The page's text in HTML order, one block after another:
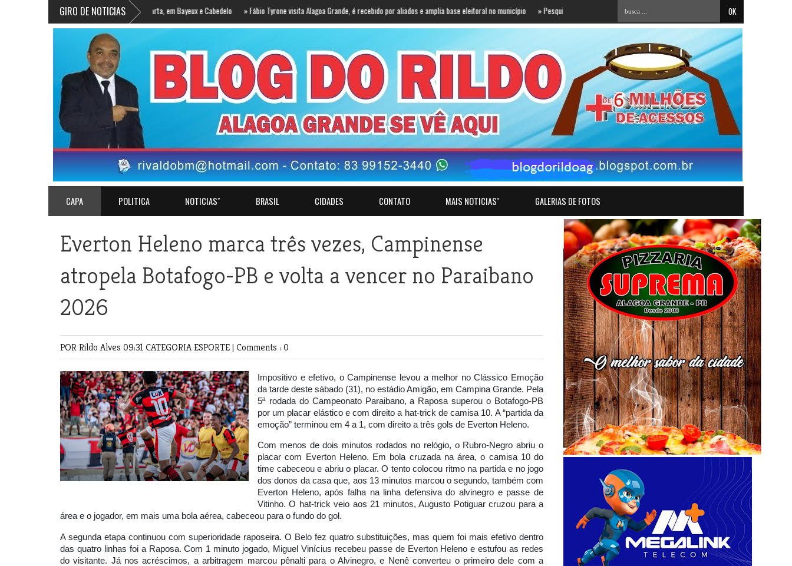
GIRO DE NOTICIAS
a tiros na madrugada desta quarta, em Bayeux e Cabedelo »Fábio Tyrone visita Alagoa Grande, é recebido por aliados e amplia base eleitoral no município »Pesquisa SETA/Polêmica Paraíba: Tibério Limeira se consolida entre os favoritos para a ALPB
CAPA POLITICA NOTICIASˇ BRASIL CIDADES CONTATO MAIS NOTICIASˇ GALERIAS DE FOTOS
Everton Heleno marca três vezes, Campinense
atropela Botafogo-PB e volta a vencer no Paraibano
2026
POR Rildo Alves 09:31 CATEGORIAESPORTE| Comments : 0
Impositivo e efetivo, o Campinense levou a melhor no Clássico Emoção
da tarde deste sábado (31), no estádio Amigão, em Campina Grande. Pela
5ª rodada do Campeonato Paraibano, a Raposa superou o Botafogo-PB
por um placar elástico e com direito a hat-trick de camisa 10. A “partida da
emoção” terminou em 4 a 1, com direito a três gols de Everton Heleno.
Com menos de dois minutos rodados no relógio, o Rubro-Negro abriu o
placar com Everton Heleno. Em bola cruzada na área, o camisa 10 do
time cabeceou e abriu o placar. O tento colocou ritmo na partida e no jogo
dos donos da casa que, aos 13 minutos marcou o segundo, também com
Everton Heleno, após falha na linha defensiva do alvinegro e passe de
Vitinho. O hat-trick veio aos 21 minutos, Augusto Potiguar cruzou para a
área e o jogador, em mais uma bola aérea, cabeceou para o fundo do gol.
A segunda etapa continuou com superioridade raposeira. O Belo fez quatro substituições, mas quem foi mais efetivo dentro
das quatro linhas foi a Raposa. Com 1 minuto jogado, Miguel Vinícius recebeu passe de Everton Heleno e estufou as redes
do visitante. Já nos acréscimos, a arbitragem marcou pênalti para o Alvinegro, e Nenê converteu o primeiro dele com a